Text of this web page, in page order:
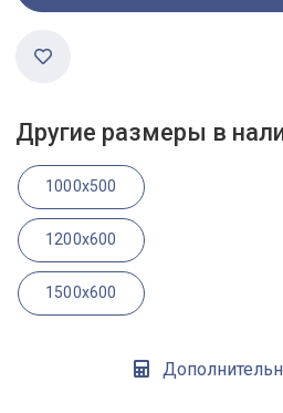
Другие размеры в
1000x500
1200x600
1500x600